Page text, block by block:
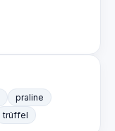
praline
trüffel